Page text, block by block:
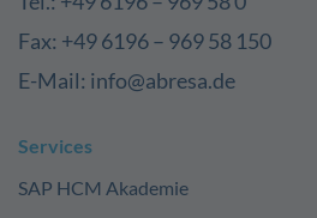
Fax: +49 6196 – 969 58 150
E-Mail: info@abresa.de
Services
SAP HCM Akademie